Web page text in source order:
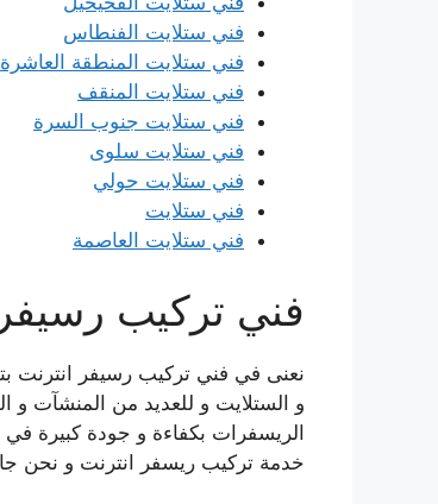
فني ستلايت الفنطاس
فني ستلايت المنطقة العاشرة
فني ستلايت المنقف
فني ستلايت جنوب السرة
فني ستلايت سلوى
فني ستلايت حولي
فني ستلايت
فني ستلايت العاصمة
فني تركيب
نعنى في فني تركيب رسيفر انترنت
و الستلايت و للعديد من المنشآت و
الريسفرات بكفاءة و جودة كبيرة
خدمة تركيب ريسفر انترنت و نحن